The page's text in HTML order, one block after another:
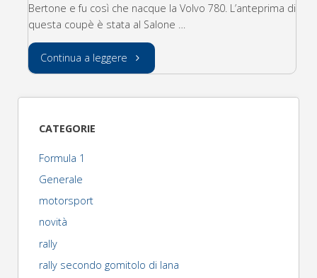
Bertone e fu così che nacque la Volvo 780. L’anteprima di
questa coupè è stata al Salone …
Continua a leggere "30
CATEGORIE
Formula 1
Generale
motorsport
novità
rally
rally secondo gomitolo di lana